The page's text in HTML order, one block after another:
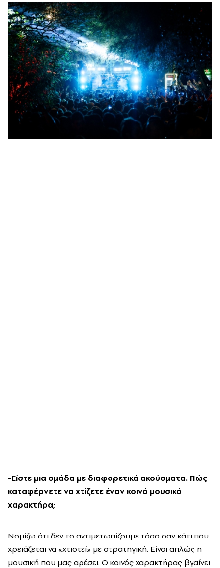
-Είστε μια ομάδα με διαφορετικά ακούσματα. Πώς
καταφέρνετε να χτίζετε έναν κοινό μουσικό
χαρακτήρα;
Νομίζω ότι δεν το αντιμετωπίζουμε τόσο σαν κάτι που
χρειάζεται να «χτιστεί» με στρατηγική. Είναι απλώς η
μουσική που μας αρέσει. Ο κοινός χαρακτήρας βγαίνει